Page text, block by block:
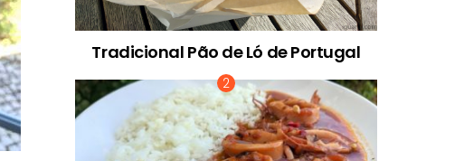
Tradicional Pão de Ló de Portugal